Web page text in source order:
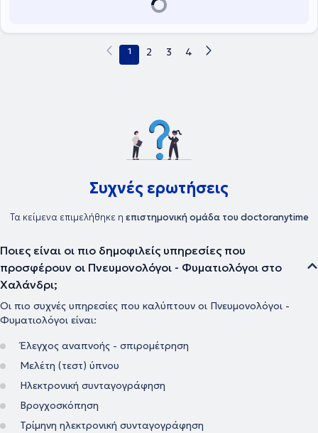
1 2 3 4
Συχνές ερωτήσεις
Τα κείμενα επιμελήθηκε η επιστημονική ομάδα του doctoranytime
Ποιες είναι οι πιο δημοφιλείς υπηρεσίες που
προσφέρουν οι Πνευμονολόγοι - Φυματιολόγοι στο
Χαλάνδρι;
Οι πιο συχνές υπηρεσίες που καλύπτουν οι Πνευμονολόγοι -
Φυματιολόγοι είναι:
Έλεγχος αναπνοής - σπιρομέτρηση
Μελέτη (τεστ) ύπνου
Ηλεκτρονική συνταγογράφηση
Βρογχοσκόπηση
Τρίμηνη ηλεκτρονική συνταγογράφηση